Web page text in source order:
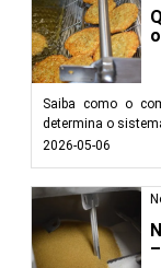
Saiba como o
determina o
2026-05-06